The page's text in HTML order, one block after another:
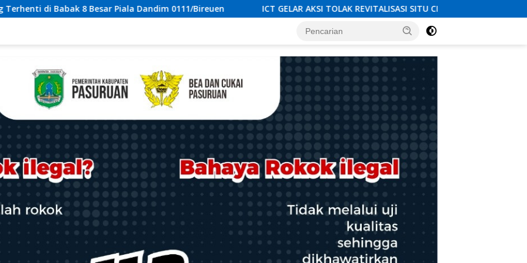
0111/Bireuen ICT GELAR AKSI TOLAK REVITALISASI SITU CIKEDAL, 150 PESERTA SERUKAN EVALUASI APBD Rp9,49